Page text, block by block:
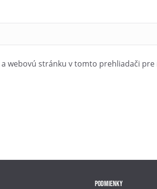
skupín – nad 20 osôb prosíme o
podporou Ministerstva cestovného ruchu
webovú stránku v tomto prehliadači
Podmienky